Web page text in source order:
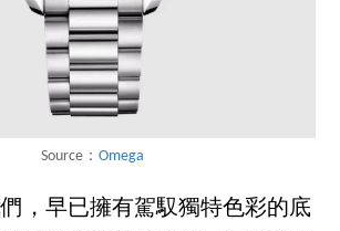
Source： Omega
，早已擁有駕馭獨特色彩的底